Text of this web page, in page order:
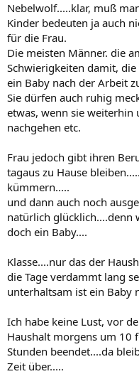
Nebelwolf.....klar, muß
Kinder bedeuten ja auch
für die Frau.
Die meisten Männer. die
Schwierigkeiten damit,
ein Baby nach der Arbeit
Sie dürfen auch ruhig
etwas, wenn sie weiterhin
nachgehen etc.
Frau jedoch gibt ihren
tagaus zu Hause
kümmern.....
und dann auch noch
natürlich glücklich....denn
doch ein Baby....
Klasse....nur das der
die Tage verdammt lang
unterhaltsam ist ein Baby
Ich habe keine Lust, vor
Haushalt morgens um 10
Stunden beendet....da
Zeit über.....